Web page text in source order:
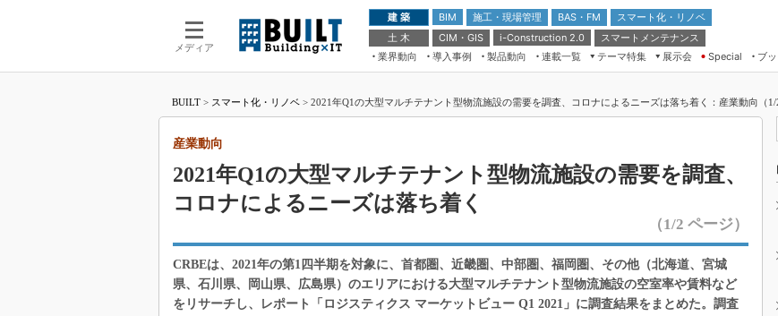
メディア
建 築 BIM 施工・現場管理 BAS・FM
スマート化・リノベ
土 木
CIM・GIS i-Construction 2.0
スマートメンテナンス
業界動向
導入事例 製品動向 連載一覧
テーマ特集
ドローンがもたらす建設業界の“ゲー
ムチェンジ” Ver.2.0
“Society5.0”時代のスマートビル
VR／ARが描くモノづくりのミライ
展示会
第8回 国際 建設・測量展
築・土木・不動産の先端技術展－
2020
日本 ものづくりワールド 2020
メンテナンス・レジリエンスTOKYO
2019
Special ブ
BUILT > スマート化・リノベ > 2021年Q1の大型マルチテナント型物流施設の需要を調査、コロナによるニーズは落ち着く：産業動向（1/
2021年Q1の大型マルチテナント型物流施設の需要を調査、
コロナによるニーズは落ち着く
産業動向
（1/2 ページ）
CRBEは、2021年の第1四半期を対象に、首都圏、近畿圏、中部圏、福岡圏、その他（北海道、宮城
県、石川県、岡山県、広島県）のエリアにおける大型マルチテナント型物流施設の空室率や賃料など
をリサーチし、レポート「ロジスティクス マーケットビュー Q1 2021」に調査結果をまとめた。調査